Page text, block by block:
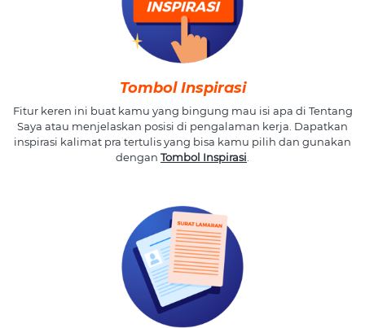
Tombol Inspirasi
Fitur keren ini buat kamu yang bingung mau isi apa di Tentang
Saya atau menjelaskan posisi di pengalaman kerja. Dapatkan
inspirasi kalimat pra tertulis yang bisa kamu pilih dan gunakan
dengan Tombol Inspirasi